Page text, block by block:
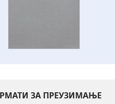
ЗА ПРЕУЗИМАЊЕ